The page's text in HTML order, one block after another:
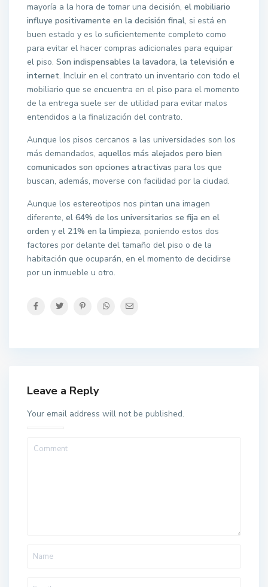
mayoría a la hora de tomar una decisión,el mobiliario
influye positivamente en la decisión final, si está en
buen estado y es lo suficientemente completo como
para evitar el hacer compras adicionales para equipar
el piso.Son indispensables la lavadora, la televisión e
internet. Incluir en el contrato un inventario con todo el
mobiliario que se encuentra en el piso para el momento
de la entrega suele ser de utilidad para evitar malos
entendidos a la finalización del contrato.
Aunque los pisos cercanos a las universidades son los
más demandados,aquellos más alejados pero bien
comunicados son opciones atractivas para los que
buscan, además, moverse con facilidad por la ciudad.
Aunque los estereotipos nos pintan una imagen
diferente,el 64% de los universitarios se fija en el
orden yel 21% en la limpieza, poniendo estos dos
factores por delante del tamaño del piso o de la
habitación que ocuparán, en el momento de decidirse
por un inmueble u otro.
Leave a Reply
Your email address will not be published.